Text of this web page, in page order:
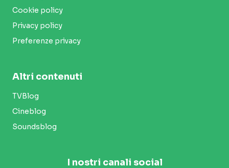
Cookie policy
Privacy policy
Preferenze privacy
Altri contenuti
TVBlog
Cineblog
Soundsblog
I nostri canali social